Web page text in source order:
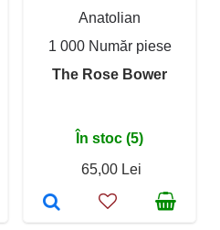
Anatolian
1 000 Număr piese
The Rose Bower
În stoc (5)
65,00 Lei